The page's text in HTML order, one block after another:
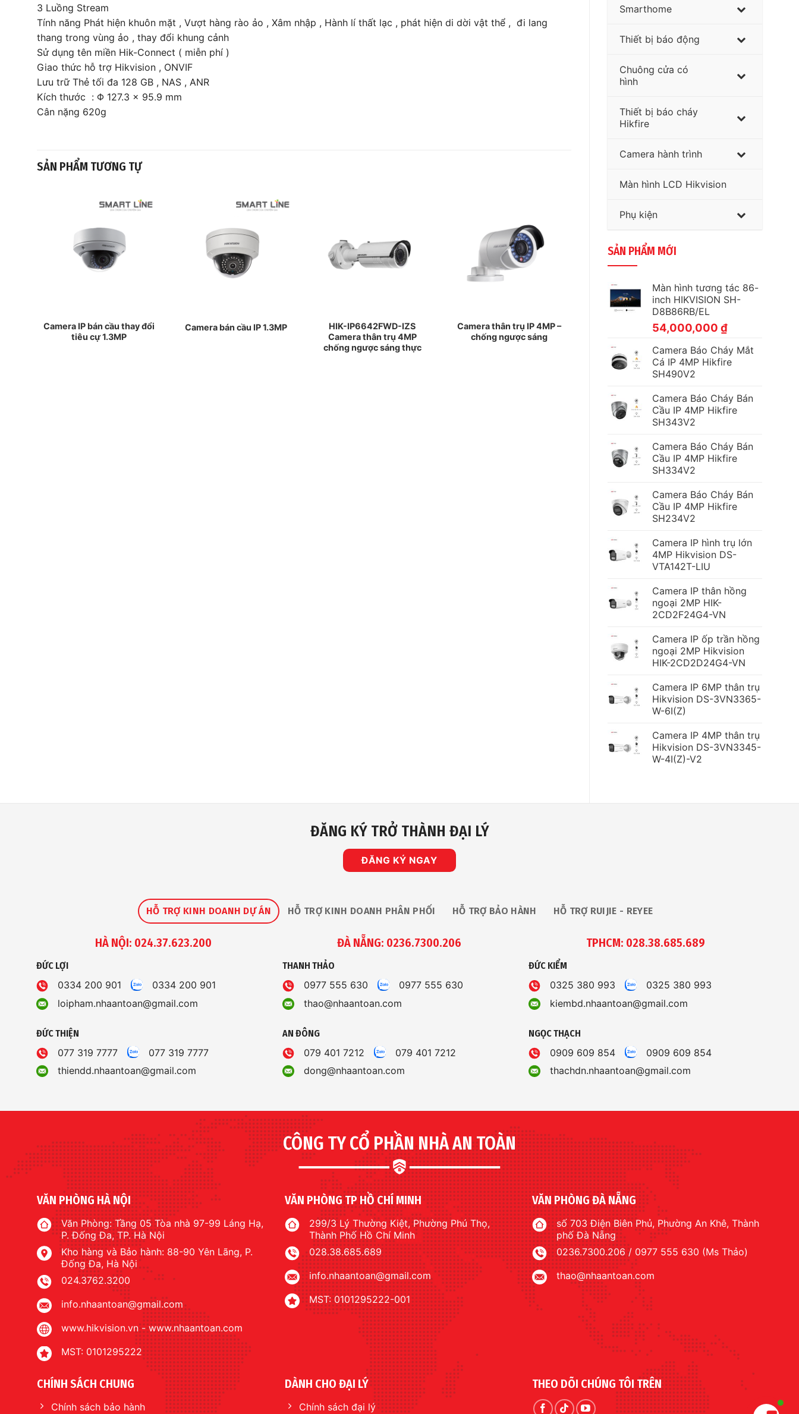
Smarthome
Thiết bị báo động
Chuông cửa có
hình
Thiết bị báo cháy
Hikfire
Camera hành trình
Màn hình LCD Hikvision
Phụ kiện
SẢN PHẨM MỚI
Màn hình tương tác 86-
inch HIKVISION SH-
D8B86RB/EL
54,000,000 ₫
Camera Báo Cháy Mắt
Cá IP 4MP Hikfire
SH490V2
Camera Báo Cháy Bán
Cầu IP 4MP Hikfire
SH343V2
Camera Báo Cháy Bán
Cầu IP 4MP Hikfire
SH334V2
Camera Báo Cháy Bán
Cầu IP 4MP Hikfire
SH234V2
Camera IP hình trụ lớn
4MP Hikvision DS-
VTA142T-LIU
Camera IP thân hồng
ngoại 2MP HIK-
2CD2F24G4-VN
Camera IP ốp trần hồng
ngoại 2MP Hikvision
HIK-2CD2D24G4-VN
Camera IP 6MP thân trụ
Hikvision DS-3VN3365-
W-6I(Z)
Camera IP 4MP thân trụ
Hikvision DS-3VN3345-
W-4I(Z)-V2
3 Luồng Stream
Tính năng Phát hiện khuôn mặt , Vượt hàng rào ảo , Xâm nhập , Hành lí thất lạc , phát hiện di dời vật thể , đi lang
thang trong vùng ảo , thay đổi khung cảnh
Sử dụng tên miền Hik-Connect ( miễn phí )
Giao thức hỗ trợ Hikvision , ONVIF
Lưu trữ Thẻ tối đa 128 GB , NAS , ANR
Kích thước : Φ 127.3 × 95.9 mm
Cân nặng 620g
SẢN PHẨM TƯƠNG TỰ
Camera IP bán cầu thay đổi
tiêu cự 1.3MP
Camera bán cầu IP 1.3MP
HIK-IP6642FWD-IZS
Camera thân trụ 4MP
chống ngược sáng thực
Camera thân trụ IP 4MP –
chống ngược sáng
ĐĂNG KÝ TRỞ THÀNH ĐẠI LÝ
ĐĂNG KÝ NGAY
HỖ TRỢ KINH DOANH DỰ ÁN HỖ TRỢ KINH DOANH PHÂN PHỐI HỖ TRỢ BẢO HÀNH HỖ TRỢ RUIJIE - REYEE
HÀ NỘI: 024.37.623.200
ĐỨC LỢI
0334 200 901
0334 200 901
loipham.nhaantoan@gmail.com
ĐỨC THIỆN
077 319 7777
077 319 7777
thiendd.nhaantoan@gmail.com
ĐÀ NẴNG: 0236.7300.206
THANH THẢO
0977 555 630
0977 555 630
thao@nhaantoan.com
AN ĐÔNG
079 401 7212
079 401 7212
dong@nhaantoan.com
TPHCM: 028.38.685.689
ĐỨC KIỂM
0325 380 993
0325 380 993
kiembd.nhaantoan@gmail.com
NGỌC THẠCH
0909 609 854
0909 609 854
thachdn.nhaantoan@gmail.com
CÔNG TY CỔ PHẦN NHÀ AN TOÀN
VĂN PHÒNG HÀ NỘI
Văn Phòng: Tầng 05 Tòa nhà 97-99 Láng Hạ,
P. Đống Đa, TP. Hà Nội
Kho hàng và Bảo hành: 88-90 Yên Lãng, P.
Đống Đa, Hà Nội
024.3762.3200
info.nhaantoan@gmail.com
www.hikvision.vn-www.nhaantoan.com
MST: 0101295222
VĂN PHÒNG TP HỒ CHÍ MINH
299/3 Lý Thường Kiệt, Phường Phú Thọ,
Thành Phố Hồ Chí Minh
028.38.685.689
info.nhaantoan@gmail.com
MST: 0101295222-001
VĂN PHÒNG ĐÀ NẴNG
số 703 Điện Biên Phủ, Phường An Khê, Thành
phố Đà Nẵng
0236.7300.206 / 0977 555 630 (Ms Thảo)
thao@nhaantoan.com
CHÍNH SÁCH CHUNG
Chính sách bảo hành
DÀNH CHO ĐẠI LÝ
Chính sách đại lý
THEO DÕI CHÚNG TÔI TRÊN